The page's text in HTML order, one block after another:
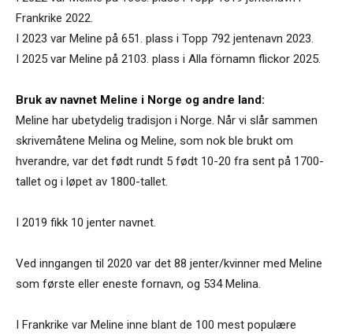
Frankrike 2022.
I 2023 var Meline på 651. plass i Topp 792 jentenavn 2023.
I 2025 var Meline på 2103. plass i Alla förnamn flickor 2025.
Bruk av navnet Meline i Norge og andre land:
Meline har ubetydelig tradisjon i Norge. Når vi slår sammen
skrivemåtene Melina og Meline, som nok ble brukt om
hverandre, var det født rundt 5 født 10-20 fra sent på 1700-
tallet og i løpet av 1800-tallet.
I 2019 fikk 10 jenter navnet.
Ved inngangen til 2020 var det 88 jenter/kvinner med Meline
som første eller eneste fornavn, og 534 Melina.
I Frankrike var Meline inne blant de 100 mest populære